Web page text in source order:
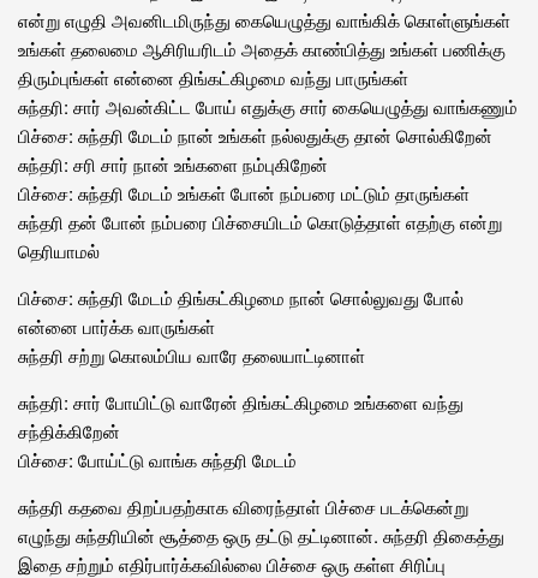
என்று எழுதி அவனிடமிருந்து கையெழுத்து வாங்கிக் கொள்ளுங்கள்
உங்கள் தலைமை ஆசிரியரிடம் அதைக் காண்பித்து உங்கள் பணிக்கு
திரும்புங்கள் என்னை திங்கட்கிழமை வந்து பாருங்கள்
சுந்தரி: சார் அவன்கிட்ட போய் எதுக்கு சார் கையெழுத்து வாங்கணும்
பிச்சை: சுந்தரி மேடம் நான் உங்கள் நல்லதுக்கு தான் சொல்கிறேன்
சுந்தரி: சரி சார் நான் உங்களை நம்புகிறேன்
பிச்சை: சுந்தரி மேடம் உங்கள் போன் நம்பரை மட்டும் தாருங்கள்
சுந்தரி தன் போன் நம்பரை பிச்சையிடம் கொடுத்தாள் எதற்கு என்று
தெரியாமல்
பிச்சை: சுந்தரி மேடம் திங்கட்கிழமை நான் சொல்லுவது போல்
என்னை பார்க்க வாருங்கள்
சுந்தரி சற்று கொலம்பிய வாரே தலையாட்டினாள்
சுந்தரி: சார் போயிட்டு வாரேன் திங்கட்கிழமை உங்களை வந்து
சந்திக்கிறேன்
பிச்சை: போய்ட்டு வாங்க சுந்தரி மேடம்
சுந்தரி கதவை திறப்பதற்காக விரைந்தாள் பிச்சை படக்கென்று
எழுந்து சுந்தரியின் சூத்தை ஒரு தட்டு தட்டினான். சுந்தரி திகைத்து
இதை சற்றும் எதிர்பார்க்கவில்லை பிச்சை ஒரு கள்ள சிரிப்பு